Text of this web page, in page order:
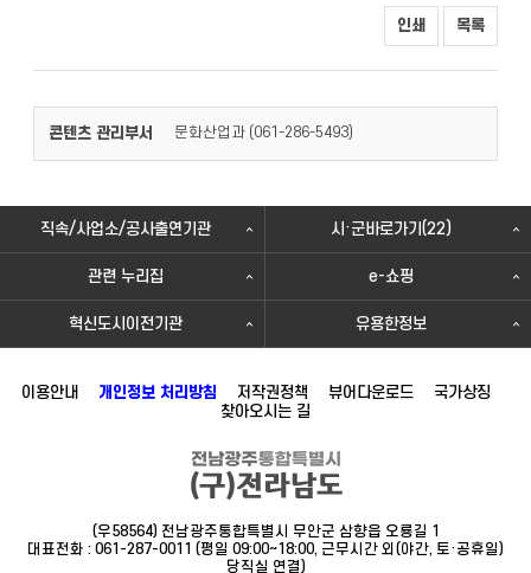
인쇄 목록
콘텐츠 관리부서 문화산업과 (061-286-5493)
직속/사업소/공사출연기관 시·군바로가기(22)
관련 누리집 e-쇼핑
혁신도시이전기관 유용한정보
이용안내 개인정보 처리방침 저작권정책 뷰어다운로드
국가상징
찾아오시는 길
(우58564) 전남광주통합특별시 무안군 삼향읍 오룡길 1
대표전화 : 061-287-0011 (평일 09:00~18:00, 근무시간 외(야간, 토·공휴일)
당직실 연결)